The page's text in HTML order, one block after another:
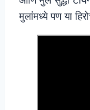
मुलांमध्ये पण या